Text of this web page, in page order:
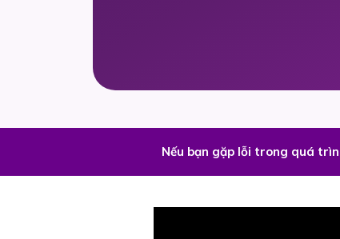
Nếu bạn gặp lỗi trong quá